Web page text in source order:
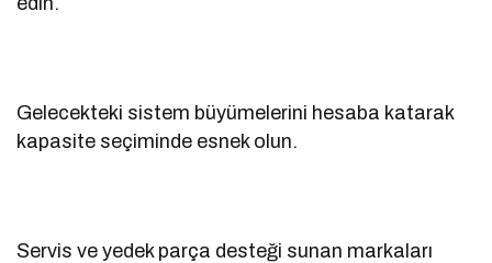
Gelecekteki sistem büyümelerini hesaba katarak
kapasite seçiminde esnek olun.
Servis ve yedek parça desteği sunan markaları